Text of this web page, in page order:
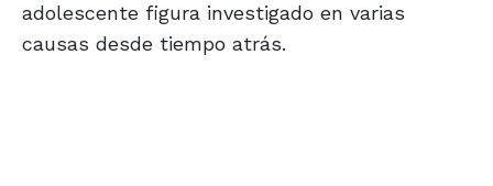
adolescente figura investigado en varias
causas desde tiempo atrás.